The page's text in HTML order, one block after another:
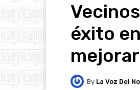
éxito
By La Voz Del